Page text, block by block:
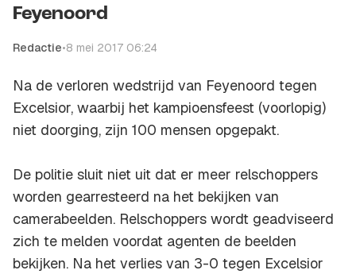
Feyenoord
Redactie•8 mei 2017 06:24
Na de verloren wedstrijd van Feyenoord tegen
Excelsior, waarbij het kampioensfeest (voorlopig)
niet doorging, zijn 100 mensen opgepakt.
De politie sluit niet uit dat er meer relschoppers
worden gearresteerd na het bekijken van
camerabeelden. Relschoppers wordt geadviseerd
zich te melden voordat agenten de beelden
bekijken. Na het verlies van 3-0 tegen Excelsior